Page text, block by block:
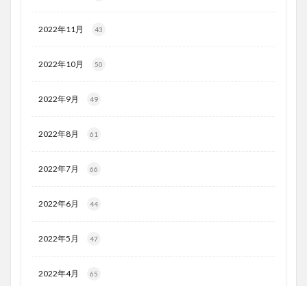
2022年11月 43
2022年10月 50
2022年9月 49
2022年8月 61
2022年7月 66
2022年6月 44
2022年5月 47
2022年4月 65